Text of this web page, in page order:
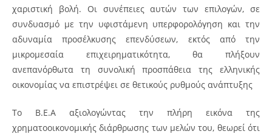
χαριστική βολή. Οι συνέπειες αυτών των επιλογών, σε
συνδυασμό με την υφιστάμενη υπερφορολόγηση και την
αδυναμία προσέλκυσης επενδύσεων, εκτός από την
μικρομεσαία επιχειρηματικότητα, θα πλήξουν
ανεπανόρθωτα τη συνολική προσπάθεια της ελληνικής
οικονομίας να επιστρέψει σε θετικούς ρυθμούς ανάπτυξης
Το Β.Ε.Α αξιολογώντας την πλήρη εικόνα της
χρηματοοικονομικής διάρθρωσης των μελών του, θεωρεί ότι